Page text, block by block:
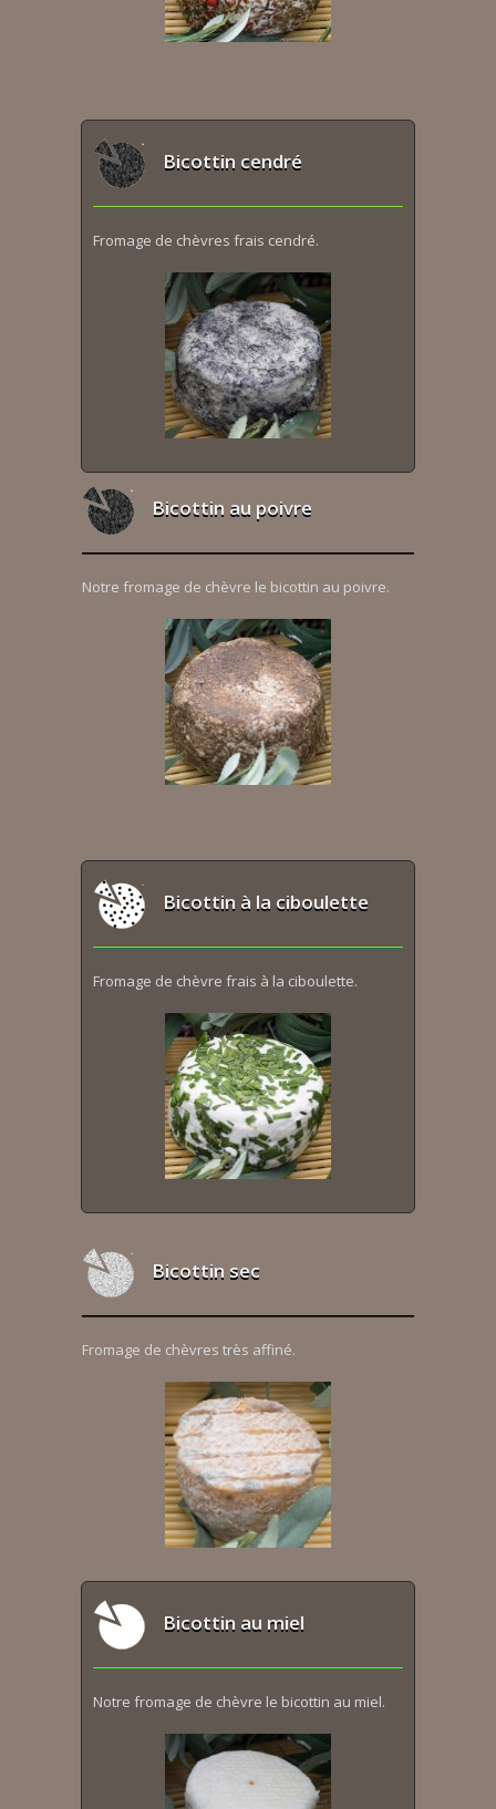
Bicottin cendré
Fromage de chèvres frais cendré.
Bicottin au poivre
Notre fromage de chèvre le bicottin au poivre.
Bicottin à la ciboulette
Fromage de chèvre frais à la ciboulette.
Bicottin sec
Fromage de chèvres très affiné.
Bicottin au miel
Notre fromage de chèvre le bicottin au miel.